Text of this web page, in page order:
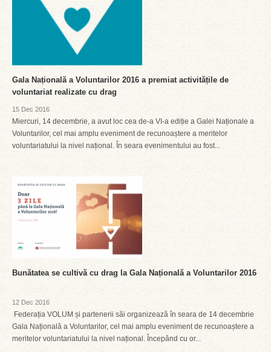
Gala Națională a Voluntarilor 2016 a premiat activitățile de
voluntariat realizate cu drag
15 Dec 2016
Miercuri, 14 decembrie, a avut loc cea de-a VI-a ediție a Galei Naționale a
Voluntarilor, cel mai amplu eveniment de recunoaștere a meritelor
voluntariatului la nivel național. În seara evenimentului au fost...
Bunătatea se cultivă cu drag la Gala Națională a Voluntarilor 2016
12 Dec 2016
Federația VOLUM și partenerii săi organizează în seara de 14 decembrie
Gala Națională a Voluntarilor, cel mai amplu eveniment de recunoaștere a
meritelor voluntariatului la nivel național. Începând cu or...